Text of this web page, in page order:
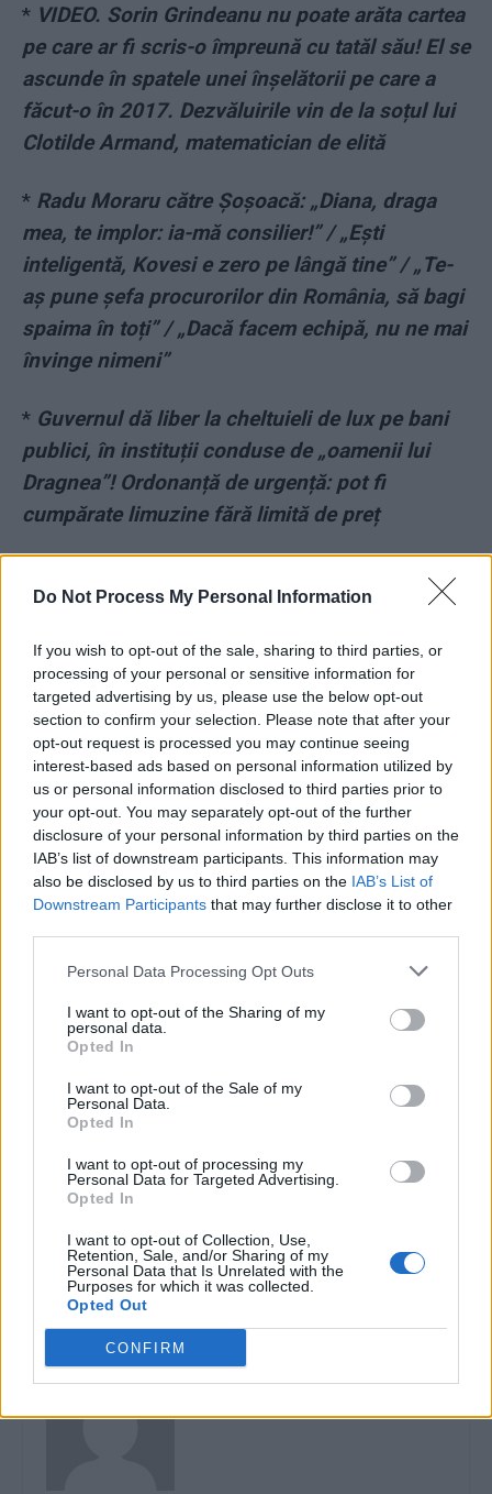
Do Not Process My Personal Information
If you wish to opt-out of the sale, sharing to third parties, or
processing of your personal or sensitive information for
targeted advertising by us, please use the below opt-out
section to confirm your selection. Please note that after your
opt-out request is processed you may continue seeing
interest-based ads based on personal information utilized by
us or personal information disclosed to third parties prior to
your opt-out. You may separately opt-out of the further
disclosure of your personal information by third parties on the
IAB’s list of downstream participants. This information may
also be disclosed by us to third parties on the IAB’s List of
Downstream Participants that may further disclose it to other
Personal Data Processing Opt Outs
I want to opt-out of the Sharing of my
personal data.
Opted In
I want to opt-out of the Sale of my
Personal Data.
Opted In
I want to opt-out of processing my
Personal Data for Targeted Advertising.
Opted In
I want to opt-out of Collection, Use,
Retention, Sale, and/or Sharing of my
Personal Data that Is Unrelated with the
Purposes for which it was collected.
Opted Out
CONFIRM
* VIDEO. Sorin Grindeanu nu poate arăta cartea
pe care ar fi scris-o împreună cu tatăl său! El se
ascunde în spatele unei înșelătorii pe care a
făcut-o în 2017. Dezvăluirile vin de la soțul lui
Clotilde Armand, matematician de elită
* Radu Moraru către Șoșoacă: „Diana, draga
mea, te implor: ia-mă consilier!” / „Ești
inteligentă, Kovesi e zero pe lângă tine” / „Te-
aș pune șefa procurorilor din România, să bagi
spaima în toți” / „Dacă facem echipă, nu ne mai
învinge nimeni”
* Guvernul dă liber la cheltuieli de lux pe bani
publici, în instituții conduse de „oamenii lui
Dragnea”! Ordonanță de urgență: pot fi
cumpărate limuzine fără limită de preț
La doar 36 de ani, liderul deputaților PSD are
împrumuturi acordate de 800.000 lei. Alfred
*SERIAL: „Sfârșitul Ceaușeștilor” (33) /
Moartea bate la ușă
- Advertisement -
TAGS ambasada SUA japonia mașini vandalizate
Cioloș: “Instituțiile statului l-
au creat pe George Simion“ /
„Același stat care în 10
august 2018 bătea mame,
copii și familii” asistă acum
pasiv la provocările AUR
SERIAL: Sfârșitul
Ceaușeștilor (34) / Ultima
Robert Mateescu